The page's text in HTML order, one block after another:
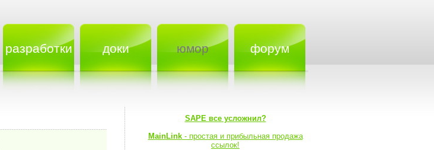
разработки доки юмор форум
SAPE все усложнил?
MainLink- простая и прибыльная продажа
ссылок!